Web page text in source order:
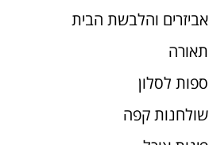
אביזרים והלבשת הבית
תאורה
ספות לסלון
שולחנות קפה